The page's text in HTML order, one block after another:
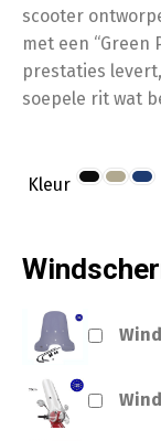
scooter
met een “Green
prestaties
soepele rit wat
Kleur